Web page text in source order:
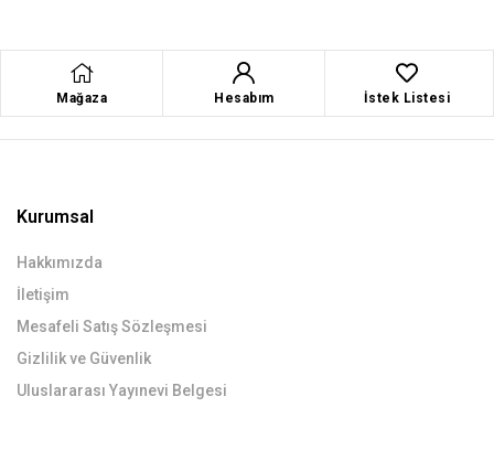
Mağaza Hesabım İstek Listesi
Kurumsal
Hakkımızda
İletişim
Mesafeli Satış Sözleşmesi
Gizlilik ve Güvenlik
Uluslararası Yayınevi Belgesi